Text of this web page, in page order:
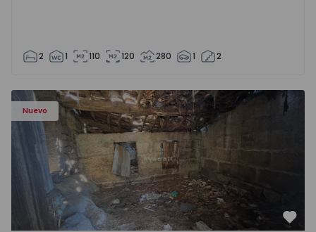
2 1 110 120 280 1 2
Nuevo
Casa Vila Real, São Tomé do Castelo e Justes - 1575189 - 1